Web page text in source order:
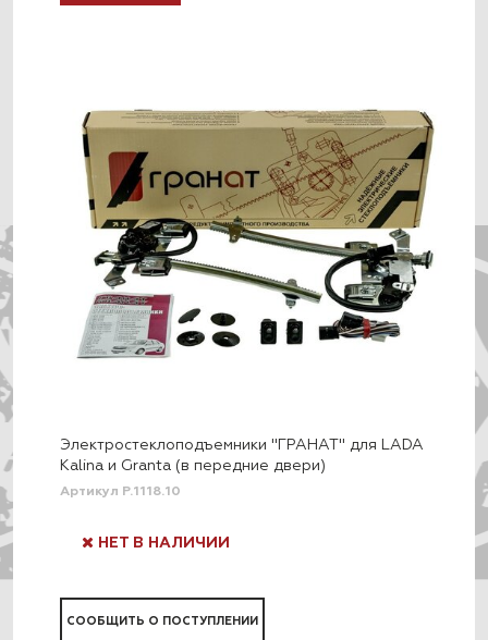
Электростеклоподъемники "ГРАНАТ" для LADA
Kalina и Granta (в передние двери)
Артикул P.1118.10
НЕТ В НАЛИЧИИ
СООБЩИТЬ О ПОСТУПЛЕНИИ